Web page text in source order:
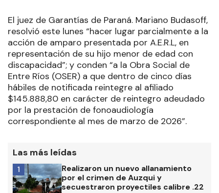
El juez de Garantías de Paraná. Mariano Budasoff,
resolvió este lunes “hacer lugar parcialmente a la
acción de amparo presentada por A.E.R.L, en
representación de su hijo menor de edad con
discapacidad”; y conden “a la Obra Social de
Entre Ríos (OSER) a que dentro de cinco días
hábiles de notificada reintegre al afiliado
$145.888,80 en carácter de reintegro adeudado
por la prestación de fonoaudiología
correspondiente al mes de marzo de 2026”.
Las más leídas
Realizaron un nuevo allanamiento
por el crimen de Auzqui y
secuestraron proyectiles calibre .22
1